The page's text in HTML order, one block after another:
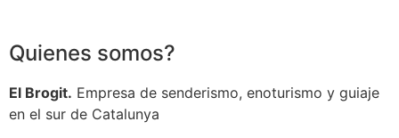
Quienes somos?
El Brogit. Empresa de senderismo, enoturismo y guiaje
en el sur de Catalunya